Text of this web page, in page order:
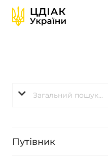
Путівник